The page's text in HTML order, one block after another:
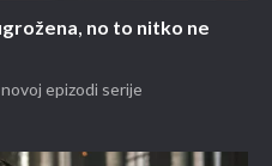
no to nitko ne
epizodi serije